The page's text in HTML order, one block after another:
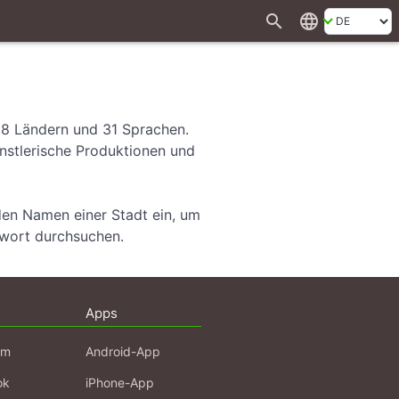
search language
Ländern und 31 Sprachen.
Produktionen und
Namen einer Stadt ein, um
durchsuchen.
Apps
Android-App
iPhone-App